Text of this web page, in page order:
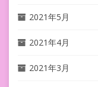
2021年5月
2021年4月
2021年3月